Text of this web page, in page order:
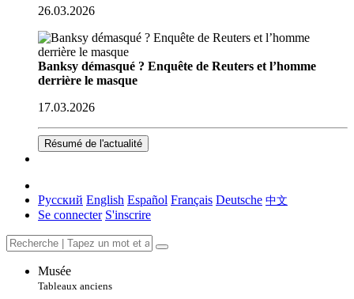
26.03.2026
Banksy démasqué ? Enquête de Reuters et l’homme
derrière le masque
17.03.2026
Résumé de l'actualité
Русский English Español Français Deutsche 中文
Se connecter S'inscrire
Musée
Tableaux anciens